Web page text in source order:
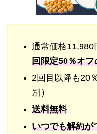
通常価格11,980
回限定50％オ
2回目以降も20
別）
送料無料
いつでも解約が